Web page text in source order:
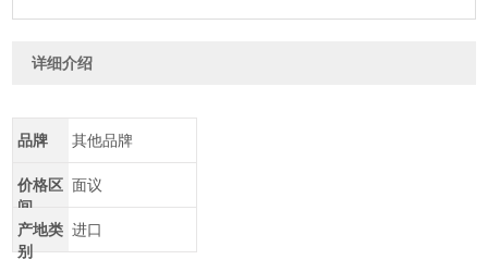
详细介绍
品牌 其他品牌
价格区
间
面议
产地类
别
进口